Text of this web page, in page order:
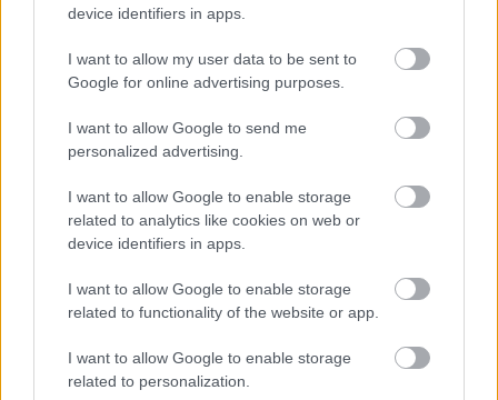
device identifiers in apps.
I want to allow my user data to be sent to
Google for online advertising purposes.
I want to allow Google to send me
personalized advertising.
I want to allow Google to enable storage
related to analytics like cookies on web or
device identifiers in apps.
I want to allow Google to enable storage
related to functionality of the website or app.
I want to allow Google to enable storage
related to personalization.
2 napja
Lassuló fejlesztési ütemre számít a Red Bull